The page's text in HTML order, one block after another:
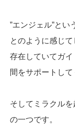
”エンジェル”とい
とのように感じ
存在していてガ
間をサポートして
そしてミラクル
の一つです。